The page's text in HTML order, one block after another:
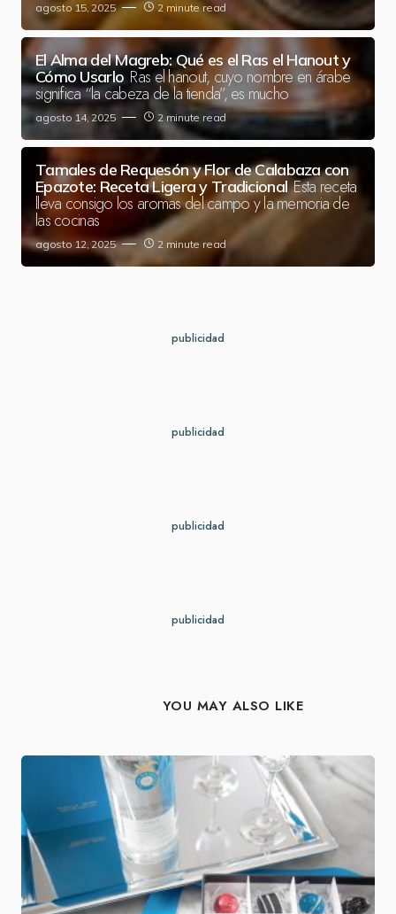
agosto 15, 2025 2 minute read
El Alma del Magreb: Qué es el Ras el Hanout y
Cómo Usarlo Ras el hanout, cuyo nombre en árabe
significa “la cabeza de la tienda”, es mucho
agosto 14, 2025 2 minute read
Tamales de Requesón y Flor de Calabaza con
Epazote: Receta Ligera y Tradicional Esta receta
lleva consigo los aromas del campo y la memoria de
las cocinas
agosto 12, 2025 2 minute read
publicidad
publicidad
publicidad
publicidad
YOU MAY ALSO LIKE